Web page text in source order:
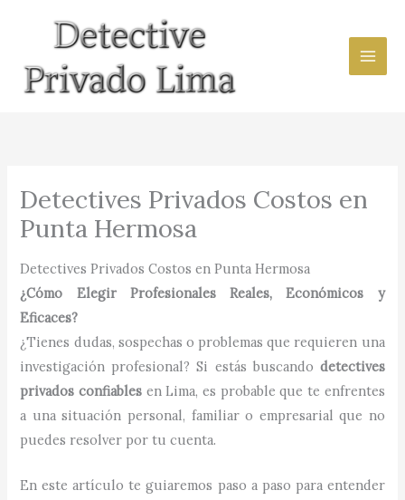
contenido
Detectives Privados Costos en
Punta Hermosa
Detectives Privados Costos en Punta Hermosa
¿Cómo Elegir Profesionales Reales, Económicos y
Eficaces?
¿Tienes dudas, sospechas o problemas que requieren una
investigación profesional? Si estás buscando detectives
privados confiables en Lima, es probable que te enfrentes
a una situación personal, familiar o empresarial que no
puedes resolver por tu cuenta.
En este artículo te guiaremos paso a paso para entender